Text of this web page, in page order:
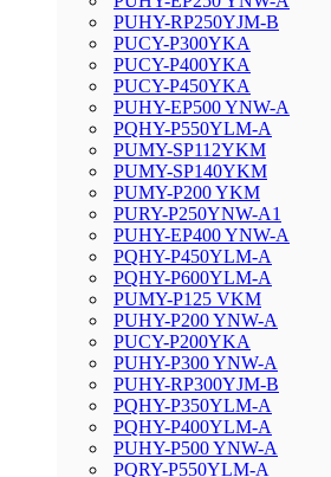
PUHY-RP250YJM-B
PUCY-P300YKA
PUCY-P400YKA
PUCY-P450YKA
PUHY-EP500 YNW-A
PQHY-P550YLM-A
PUMY-SP112YKM
PUMY-SP140YKM
PUMY-P200 YKM
PURY-P250YNW-A1
PUHY-EP400 YNW-A
PQHY-P450YLM-A
PQHY-P600YLM-A
PUMY-P125 VKM
PUHY-P200 YNW-A
PUCY-P200YKA
PUHY-P300 YNW-A
PUHY-RP300YJM-B
PQHY-P350YLM-A
PQHY-P400YLM-A
PUHY-P500 YNW-A
PQRY-P550YLM-A